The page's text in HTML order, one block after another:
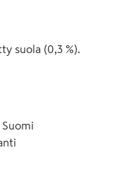
suola (0,3 %).